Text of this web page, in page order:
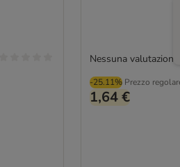
-25.11% Prezzo
1,64 €
Nessuna valutazione